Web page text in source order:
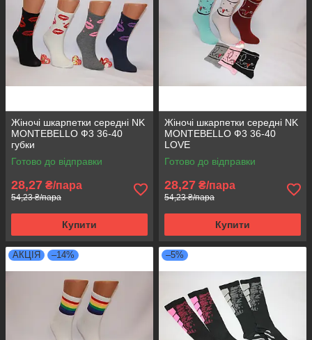
Жіночі шкарпетки середні NK
MONTEBELLO Ф3 36-40
губки
Готово до відправки
28,27 ₴/пара
54,23 ₴/пара
Купити
Жіночі шкарпетки середні NK
MONTEBELLO Ф3 36-40
LOVE
Готово до відправки
28,27 ₴/пара
54,23 ₴/пара
Купити
АКЦІЯ –14% –5%